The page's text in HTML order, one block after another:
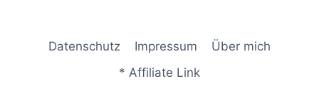
DEN
KUNDEN
ERFOLGREICH
Datenschutz Impressum
Über mich
* Affiliate Link